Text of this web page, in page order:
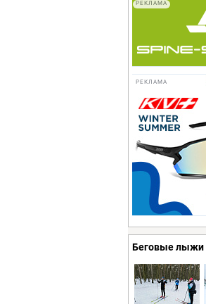
РЕКЛАМА
РЕКЛАМА
Беговые лыжи